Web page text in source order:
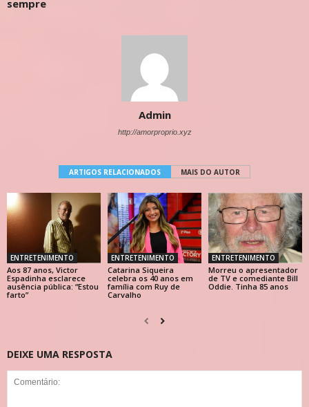
sempre
Admin
http://amorproprio.xyz
ARTIGOS RELACIONADOS MAIS DO AUTOR
ENTRETENIMENTO
Aos 87 anos, Victor
Espadinha esclarece
ausência pública: “Estou
farto”
ENTRETENIMENTO
Catarina Siqueira
celebra os 40 anos em
família com Ruy de
Carvalho
ENTRETENIMENTO
Morreu o apresentador
de TV e comediante Bill
Oddie. Tinha 85 anos
DEIXE UMA RESPOSTA